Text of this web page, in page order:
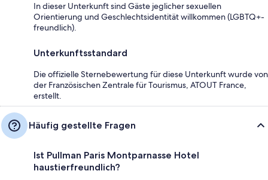
In dieser Unterkunft sind Gäste jeglicher sexuellen
Orientierung und Geschlechtsidentität willkommen (LGBTQ+-
freundlich).
Unterkunftsstandard
Die offizielle Sternebewertung für diese Unterkunft wurde von
der Französischen Zentrale für Tourismus, ATOUT France,
erstellt.
Häufig gestellte Fragen
Ist Pullman Paris Montparnasse Hotel
haustierfreundlich?